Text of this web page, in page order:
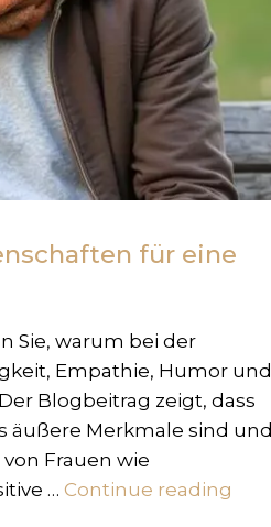
für eine
Sie, warum bei der
Empathie, Humor und
Blogbeitrag zeigt, dass
äußere Merkmale sind und
Frauen wie
… Continue reading